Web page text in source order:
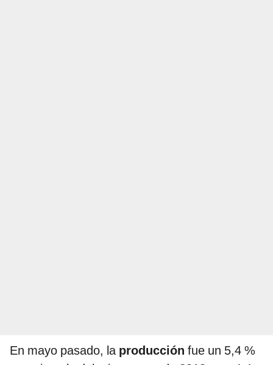
En mayo pasado, la producción fue un 5,4 %